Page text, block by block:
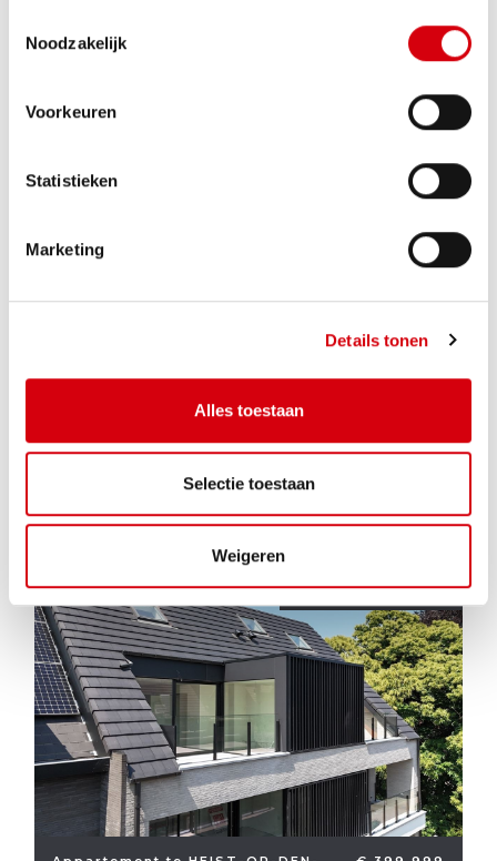
Noodzakelijk
Voorkeuren
Statistieken
Marketing
Details tonen
Alles toestaan
Selectie toestaan
Weigeren
€ 795.000
134,3m²
Oude Gendarmeriestraat 18